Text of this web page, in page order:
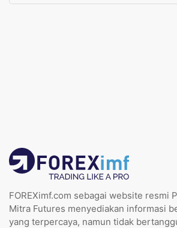
FOREXimf.com sebagai website resmi
Mitra Futures menyediakan informasi
yang terpercaya, namun tidak